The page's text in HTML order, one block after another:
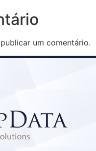
um comentário.